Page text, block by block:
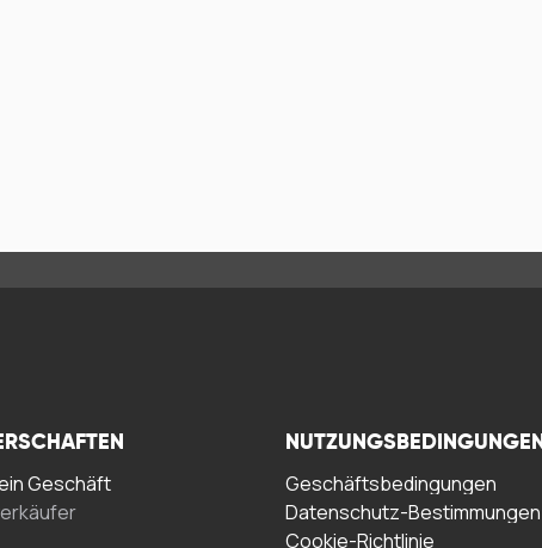
Geschäft
NUTZUNGSBEDINGUNGEN
Geschäftsbedingungen
Datenschutz-Bestimmungen
Cookie-Richtlinie